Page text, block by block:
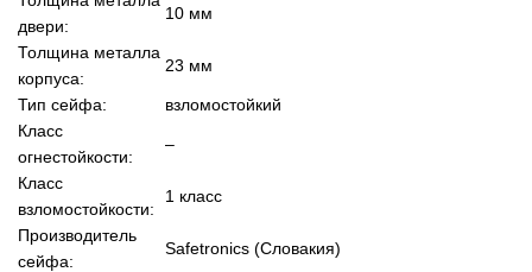
двери:
10 мм
Толщина металла
корпуса:
23 мм
Тип сейфа:
взломостойкий
Класс
огнестойкости:
–
Класс
взломостойкости:
1 класс
Производитель
сейфа:
Safetronics (Словакия)